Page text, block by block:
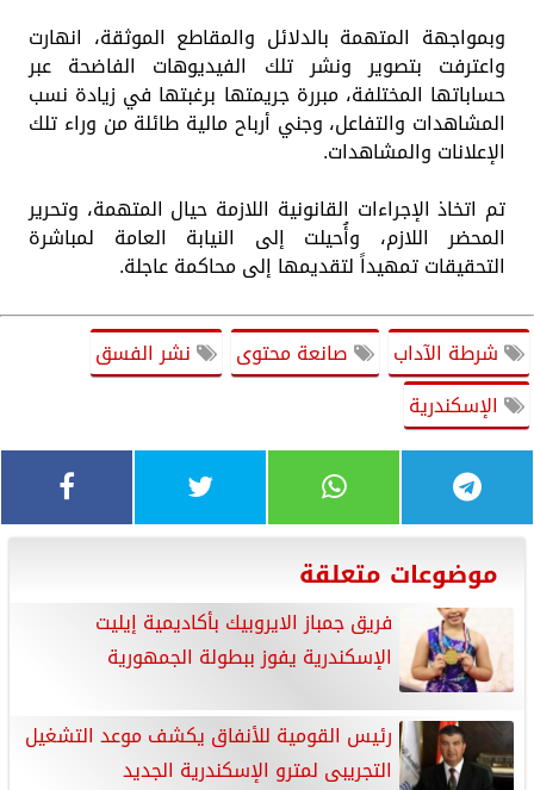
وبمواجهة المتهمة بالدلائل والمقاطع الموثقة، انهارت
واعترفت بتصوير ونشر تلك الفيديوهات الفاضحة عبر
حساباتها المختلفة، مبررة جريمتها برغبتها في زيادة نسب
المشاهدات والتفاعل، وجني أرباح مالية طائلة من وراء تلك
الإعلانات والمشاهدات.
تم اتخاذ الإجراءات القانونية اللازمة حيال المتهمة، وتحرير
المحضر اللازم، وأُحيلت إلى النيابة العامة لمباشرة
التحقيقات تمهيداً لتقديمها إلى محاكمة عاجلة.
شرطة الآداب صانعة محتوى
نشر الفسق
الإسكندرية
موضوعات متعلقة
فريق جمباز الايروبيك بأكاديمية إيليت
الإسكندرية يفوز ببطولة الجمهورية
رئيس القومية للأنفاق يكشف ​موعد التشغيل
التجريبى لمترو الإسكندرية الجديد